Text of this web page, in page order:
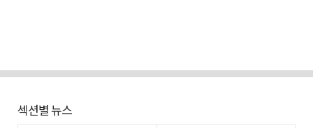
섹션별 뉴스